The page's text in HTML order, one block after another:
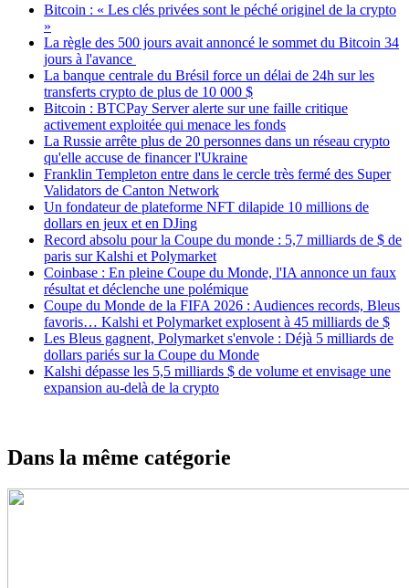
Bitcoin : « Les clés privées sont le péché originel de la crypto
»
La règle des 500 jours avait annoncé le sommet du Bitcoin 34
jours à l'avance
La banque centrale du Brésil force un délai de 24h sur les
transferts crypto de plus de 10 000 $
Bitcoin : BTCPay Server alerte sur une faille critique
activement exploitée qui menace les fonds
La Russie arrête plus de 20 personnes dans un réseau crypto
qu'elle accuse de financer l'Ukraine
Franklin Templeton entre dans le cercle très fermé des Super
Validators de Canton Network
Un fondateur de plateforme NFT dilapide 10 millions de
dollars en jeux et en DJing
Record absolu pour la Coupe du monde : 5,7 milliards de $ de
paris sur Kalshi et Polymarket
Coinbase : En pleine Coupe du Monde, l'IA annonce un faux
résultat et déclenche une polémique
Coupe du Monde de la FIFA 2026 : Audiences records, Bleus
favoris… Kalshi et Polymarket explosent à 45 milliards de $
Les Bleus gagnent, Polymarket s'envole : Déjà 5 milliards de
dollars pariés sur la Coupe du Monde
Kalshi dépasse les 5,5 milliards $ de volume et envisage une
expansion au-delà de la crypto
Dans la même catégorie